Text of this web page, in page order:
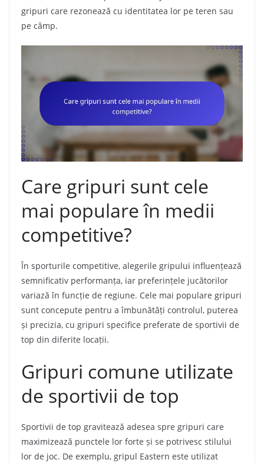
gripuri care rezonează cu identitatea lor pe teren sau
pe câmp.
Care gripuri sunt cele
mai populare în medii
competitive?
În sporturile competitive, alegerile gripului influențează
semnificativ performanța, iar preferințele jucătorilor
variază în funcție de regiune. Cele mai populare gripuri
sunt concepute pentru a îmbunătăți controlul, puterea
și precizia, cu gripuri specifice preferate de sportivii de
top din diferite locații.
Gripuri comune utilizate
de sportivii de top
Sportivii de top gravitează adesea spre gripuri care
maximizează punctele lor forte și se potrivesc stilului
lor de joc. De exemplu, gripul Eastern este utilizat